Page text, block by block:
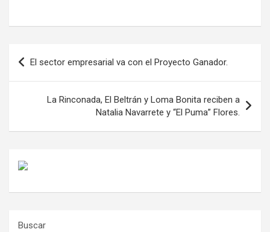
Navegación
de
entradas
El sector empresarial va con el Proyecto Ganador.
La Rinconada, El Beltrán y Loma Bonita reciben a
Natalia Navarrete y “El Puma” Flores.
Buscar